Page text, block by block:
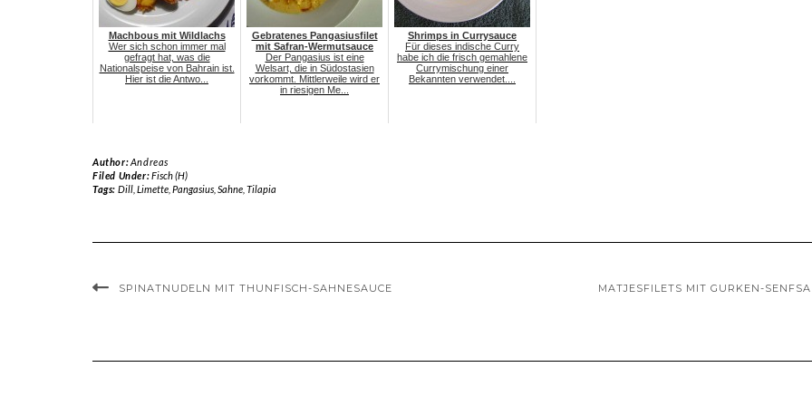
Machbous mit Wildlachs
Wer sich schon immer mal
gefragt hat, was die
Nationalspeise von Bahrain ist.
Hier ist die Antwo...
Gebratenes Pangasiusfilet
mit Safran-Wermutsauce
Der Pangasius ist eine
Welsart, die in Südostasien
vorkommt. Mittlerweile wird er
in riesigen Me...
Shrimps in Currysauce
Für dieses indische Curry
habe ich die frisch gemahlene
Currymischung einer
Bekannten verwendet....
Author:Andreas
Filed Under:Fisch (H)
Tags: Dill, Limette, Pangasius, Sahne, Tilapia
SPINATNUDELN MIT THUNFISCH-SAHNESAUCE MATJESFILETS MIT GURKEN-